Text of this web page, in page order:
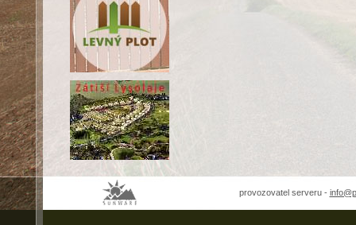
provozovatel serveru -